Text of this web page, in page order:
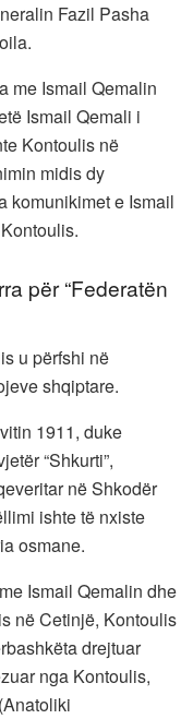
Fazil Pasha
me Ismail Qemalin
Ismail Qemali i
Kontoulis në
midis dy
komunikimet e Ismail
për “Federatën
u përfshi në
shqiptare.
1911, duke
“Shkurti”,
në Shkodër
ishte të nxiste
osmane.
Ismail Qemalin dhe
në Cetinjë, Kontoulis
drejtuar
nga Kontoulis,